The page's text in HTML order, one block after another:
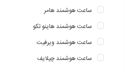
ساعت هوشمند هامر
ساعت هوشمند هاینو تکو
ساعت هوشمند ویرفیت
ساعت هوشمند چیلایف